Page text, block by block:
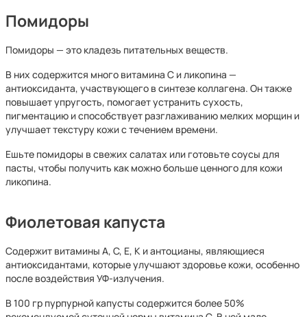
Помидоры
Помидоры — это кладезь питательных веществ.
В них содержится много витамина С и ликопина —
антиоксиданта, участвующего в синтезе коллагена. Он также
повышает упругость, помогает устранить сухость,
пигментацию и способствует разглаживанию мелких морщин и
улучшает текстуру кожи с течением времени.
Ешьте помидоры в свежих салатах или готовьте соусы для
пасты, чтобы получить как можно больше ценного для кожи
ликопина.
Фиолетовая капуста
Cодержит витамины А, С, Е, К и антоцианы, являющиеся
антиоксидантами, которые улучшают здоровье кожи, особенно
после воздействия УФ-излучения.
В 100 гр пурпурной капусты содержится более 50%